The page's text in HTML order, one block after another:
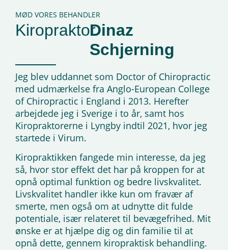
MØD VORES BEHANDLER
KiropraktorDinaz
Schjerning
Jeg blev uddannet som Doctor of Chiropractic
med udmærkelse fra Anglo-European College
of Chiropractic i England i 2013. Herefter
arbejdede jeg i Sverige i to år, samt hos
Kiropraktorerne i Lyngby indtil 2021, hvor jeg
startede i Virum.
Kiropraktikken fangede min interesse, da jeg
så, hvor stor effekt det har på kroppen for at
opnå optimal funktion og bedre livskvalitet.
Livskvalitet handler ikke kun om fravær af
smerte, men også om at udnytte dit fulde
potentiale, især relateret til bevægefrihed. Mit
ønske er at hjælpe dig og din familie til at
opnå dette, gennem kiropraktisk behandling.